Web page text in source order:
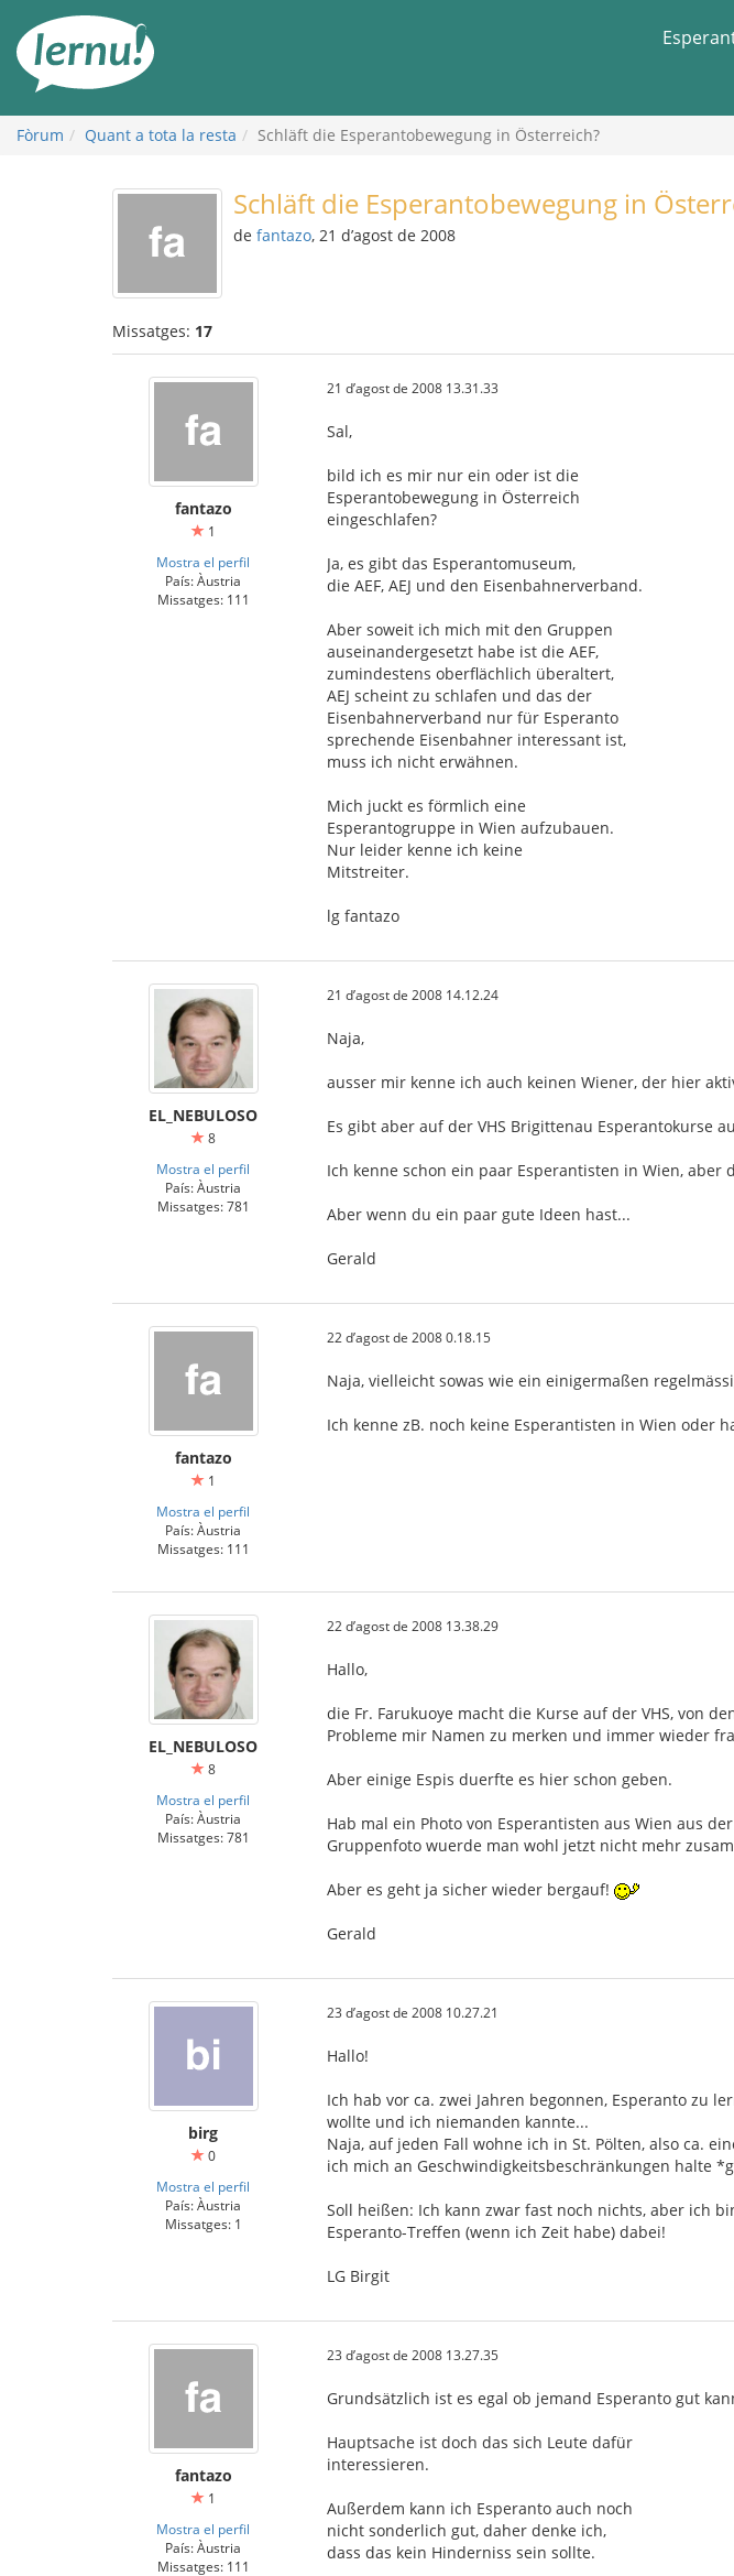
contingut
Fòrum Quant a tota la resta Schläft die Esperantobewegung in Österreich?
Schläft die Esperantobewegung in
de fantazo, 21 d’agost de 2008
Missatges: 17
fantazo
1
Mostra el perfil
País: Àustria
Missatges: 111
21 d’agost de 2008 13.31.33
Sal,
bild ich es mir nur ein oder ist die
Esperantobewegung in Österreich
eingeschlafen?
Ja, es gibt das Esperantomuseum,
die AEF, AEJ und den Eisenbahnerverband.
Aber soweit ich mich mit den Gruppen
auseinandergesetzt habe ist die AEF,
zumindestens oberflächlich überaltert,
AEJ scheint zu schlafen und das der
Eisenbahnerverband nur für Esperanto
sprechende Eisenbahner interessant ist,
muss ich nicht erwähnen.
Mich juckt es förmlich eine
Esperantogruppe in Wien aufzubauen.
Nur leider kenne ich keine
Mitstreiter.
lg fantazo
EL_NEBULOSO
8
Mostra el perfil
País: Àustria
Missatges: 781
21 d’agost de 2008 14.12.24
Naja,
ausser mir kenne ich auch keinen Wiener, der hier
Es gibt aber auf der VHS Brigittenau Esperantokurse
Ich kenne schon ein paar Esperantisten in Wien,
Aber wenn du ein paar gute Ideen hast...
Gerald
fantazo
1
Mostra el perfil
País: Àustria
Missatges: 111
22 d’agost de 2008 0.18.15
Naja, vielleicht sowas wie ein einigermaßen
Ich kenne zB. noch keine Esperantisten in Wien oder
EL_NEBULOSO
8
Mostra el perfil
País: Àustria
Missatges: 781
22 d’agost de 2008 13.38.29
Hallo,
die Fr. Farukuoye macht die Kurse auf der VHS, von
Probleme mir Namen zu merken und immer wieder
Aber einige Espis duerfte es hier schon geben.
Hab mal ein Photo von Esperantisten aus Wien aus
Gruppenfoto wuerde man wohl jetzt nicht mehr
Aber es geht ja sicher wieder bergauf!
Gerald
birg
0
Mostra el perfil
País: Àustria
Missatges: 1
23 d’agost de 2008 10.27.21
Hallo!
Ich hab vor ca. zwei Jahren begonnen, Esperanto zu
wollte und ich niemanden kannte...
Naja, auf jeden Fall wohne ich in St. Pölten, also ca.
ich mich an Geschwindigkeitsbeschränkungen halte
Soll heißen: Ich kann zwar fast noch nichts, aber ich
Esperanto-Treffen (wenn ich Zeit habe) dabei!
LG Birgit
fantazo
1
Mostra el perfil
País: Àustria
Missatges: 111
23 d’agost de 2008 13.27.35
Grundsätzlich ist es egal ob jemand Esperanto gut
Hauptsache ist doch das sich Leute dafür
interessieren.
Außerdem kann ich Esperanto auch noch
nicht sonderlich gut, daher denke ich,
dass das kein Hinderniss sein sollte.